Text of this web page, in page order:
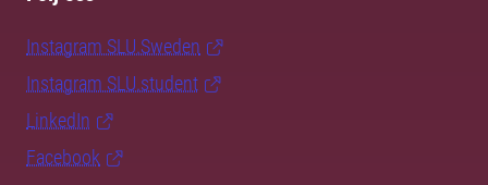
Instagram SLU.Sweden
Instagram SLU.student
LinkedIn
Facebook